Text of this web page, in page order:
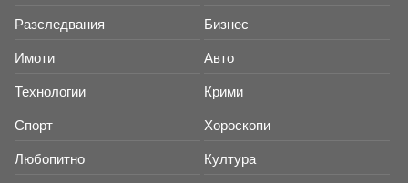
Разследвания Бизнес
Имоти Авто
Технологии Крими
Спорт Хороскопи
Любопитно Култура